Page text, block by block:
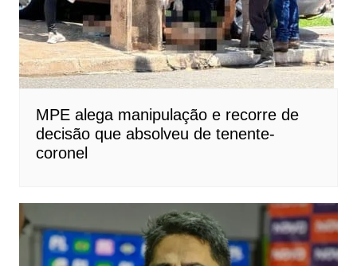
MPE alega manipulação e recorre de
decisão que absolveu de tenente-
coronel